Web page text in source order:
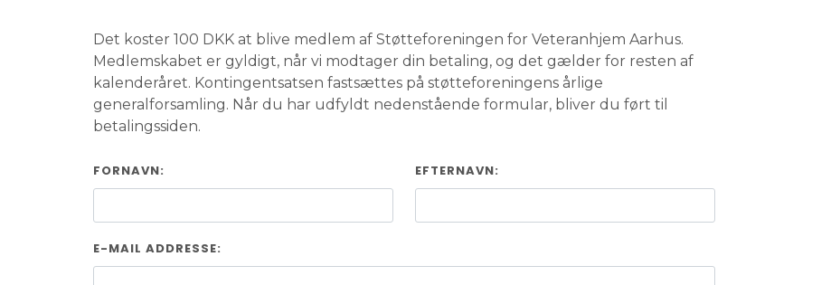
Det koster 100 DKK at blive medlem af Støtteforeningen for Veteranhjem Aarhus.
Medlemskabet er gyldigt, når vi modtager din betaling, og det gælder for resten af
kalenderåret. Kontingentsatsen fastsættes på støtteforeningens årlige
generalforsamling. Når du har udfyldt nedenstående formular, bliver du ført til
betalingssiden.
FORNAVN: EFTERNAVN:
E-MAIL ADDRESSE: